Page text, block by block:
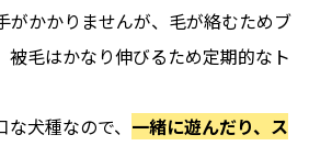
がかかりませんが、毛が絡むためブ
被毛はかなり伸びるため定期的なト
犬種なので、 一緒に遊んだり、ス